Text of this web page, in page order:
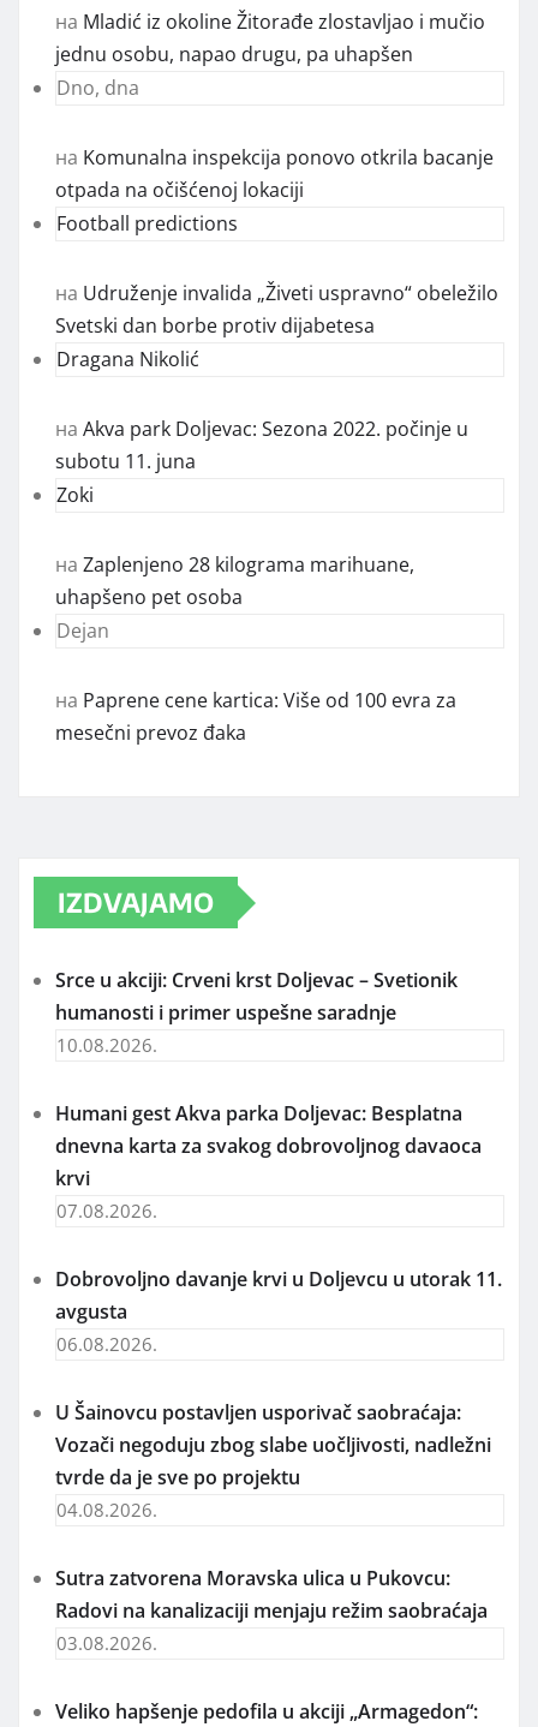
на Mladić iz okoline Žitorađe zlostavljao i mučio
jednu osobu, napao drugu, pa uhapšen
Dno, dna
на Komunalna inspekcija ponovo otkrila bacanje
otpada na očišćenoj lokaciji
Football predictions
на Udruženje invalida „Živeti uspravno“ obeležilo
Svetski dan borbe protiv dijabetesa
Dragana Nikolić
на Akva park Doljevac: Sezona 2022. počinje u
subotu 11. juna
Zoki
на Zaplenjeno 28 kilograma marihuane,
uhapšeno pet osoba
Dejan
на Paprene cene kartica: Više od 100 evra za
mesečni prevoz đaka
IZDVAJAMO
Srce u akciji: Crveni krst Doljevac – Svetionik
humanosti i primer uspešne saradnje
10.08.2026.
Humani gest Akva parka Doljevac: Besplatna
dnevna karta za svakog dobrovoljnog davaoca
krvi
07.08.2026.
Dobrovoljno davanje krvi u Doljevcu u utorak 11.
avgusta
06.08.2026.
U Šainovcu postavljen usporivač saobraćaja:
Vozači negoduju zbog slabe uočljivosti, nadležni
tvrde da je sve po projektu
04.08.2026.
Sutra zatvorena Moravska ulica u Pukovcu:
Radovi na kanalizaciji menjaju režim saobraćaja
03.08.2026.
Veliko hapšenje pedofila u akciji „Armagedon“: